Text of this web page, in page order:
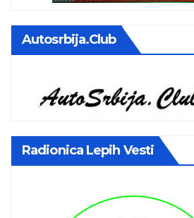
Autosrbija.club
Radionica Lepih Vesti